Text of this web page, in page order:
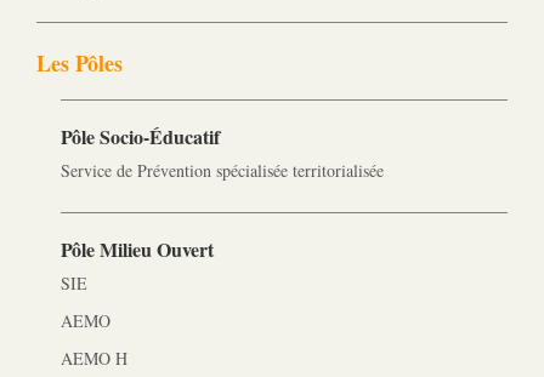
Les Pôles
Pôle Socio-­Éducatif
Service de Prévention spécialisée territorialisée
Pôle Milieu Ouvert
SIE
AEMO
AEMO H